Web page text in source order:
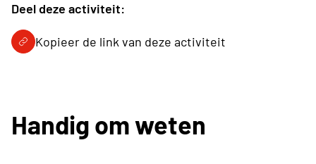
Deel deze activiteit:
Kopieer de link van deze activiteit
Handig om weten